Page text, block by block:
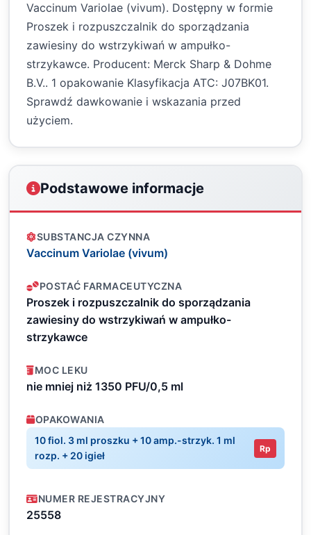
Vaccinum Variolae (vivum). Dostępny w formie
Proszek i rozpuszczalnik do sporządzania
zawiesiny do wstrzykiwań w ampułko-
strzykawce. Producent: Merck Sharp & Dohme
B.V.. 1 opakowanie Klasyfikacja ATC: J07BK01.
Sprawdź dawkowanie i wskazania przed
użyciem.
Podstawowe informacje
SUBSTANCJA CZYNNA
Vaccinum Variolae (vivum)
POSTAĆ FARMACEUTYCZNA
Proszek i rozpuszczalnik do sporządzania
zawiesiny do wstrzykiwań w ampułko-
strzykawce
MOC LEKU
nie mniej niż 1350 PFU/0,5 ml
OPAKOWANIA
10 fiol. 3 ml proszku + 10 amp.-strzyk. 1 ml
rozp. + 20 igieł
Rp
NUMER REJESTRACYJNY
25558